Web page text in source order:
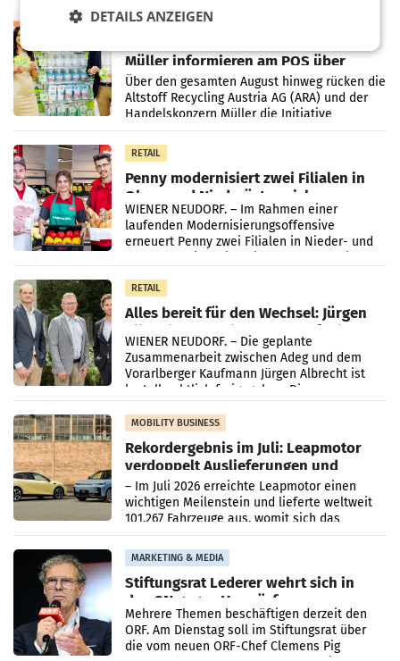
RETAIL
Müller informieren am POS über
Kreislauffähigkeit
Über den gesamten August hinweg rücken die
Altstoff Recycling Austria AG (ARA) und der
Handelskonzern Müller die Initiative
„Kreislauf-Helden“ in allen österreichischen
Müller-Filialen
RETAIL
Penny modernisiert zwei Filialen in
Ober- und Niederösterreich
WIENER NEUDORF. – Im Rahmen einer
laufenden Modernisierungsoffensive
erneuert Penny zwei Filialen in Nieder- und
RETAIL
Alles bereit für den Wechsel: Jürgen
Albrecht setzt ab 1.1.2027 auf Adeg
WIENER NEUDORF. – Die geplante
Zusammenarbeit zwischen Adeg und dem
Vorarlberger Kaufmann Jürgen Albrecht ist
kartellrechtlich freigegeben: Die
Bundeswettbewerbsbehörde und der
Bundeskartellanwalt
MOBILITY BUSINESS
Rekordergebnis im Juli: Leapmotor
verdoppelt Auslieferungen und
überschreitet die 100.000er-Marke
– Im Juli 2026 erreichte Leapmotor einen
wichtigen Meilenstein und lieferte weltweit
101.267 Fahrzeuge aus, womit sich das
Ergebnis gegenüber Juli 2025 mehr als
verdoppelte (+102
MARKETING & MEDIA
Stiftungsrat Lederer wehrt sich in
den SN gegen Vorwürfe
Mehrere Themen beschäftigen derzeit den
ORF. Am Dienstag soll im Stiftungsrat über
die vom neuen ORF-Chef Clemens Pig
DETAILS ANZEIGEN